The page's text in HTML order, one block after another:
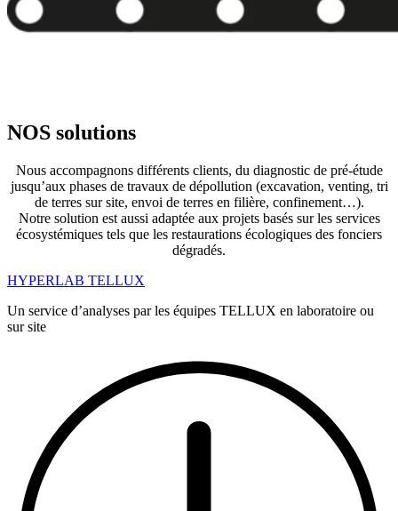
NOS solutions
Nous accompagnons différents clients, du diagnostic de pré-étude
jusqu’aux phases de travaux de dépollution (excavation, venting, tri
de terres sur site, envoi de terres en filière, confinement…).
Notre solution est aussi adaptée aux projets basés sur les services
écosystémiques tels que les restaurations écologiques des fonciers
dégradés.
HYPERLAB TELLUX
Un service d’analyses par les équipes TELLUX en laboratoire ou
sur site